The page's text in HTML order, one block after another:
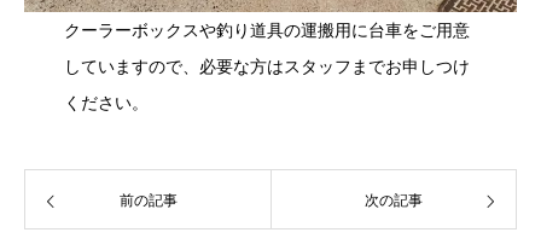
クーラーボックスや釣り道具の運搬用に台車をご用意
していますので、必要な方はスタッフまでお申しつけ
ください。
前の記事 次の記事